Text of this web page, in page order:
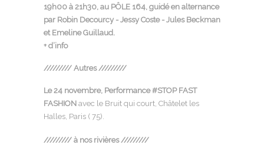
19h00 à 21h30, au PÔLE 164, guidé en alternance
par Robin Decourcy - Jessy Coste - Jules Beckman
et Emeline Guillaud.
+ d’info
///////// Autres /////////
Le 24 novembre, Performance #STOP FAST
FASHION avec le Bruit qui court, Châtelet les
Halles, Paris ( 75).
///////// à nos rivières /////////